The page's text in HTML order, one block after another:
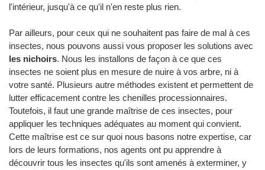
l'intérieur, jusqu'à ce qu'il n'en reste plus rien.
Par ailleurs, pour ceux qui ne souhaitent pas faire de mal à ces
insectes, nous pouvons aussi vous proposer les solutions avec
les nichoirs. Nous les installons de façon à ce que ces
insectes ne soient plus en mesure de nuire à vos arbre, ni à
votre santé. Plusieurs autre méthodes existent et permettent de
lutter efficacement contre les chenilles processionnaires.
Toutefois, il faut une grande maîtrise de ces insectes, pour
appliquer les techniques adéquates au moment qui convient.
Cette maîtrise est ce sur quoi nous basons notre expertise, car
lors de leurs formations, nos agents ont pu apprendre à
découvrir tous les insectes qu'ils sont amenés à exterminer, y